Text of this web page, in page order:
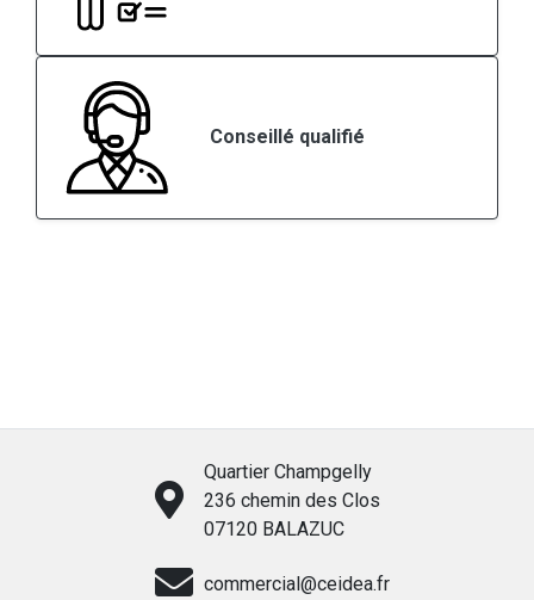
Conseillé qualifié
Quartier Champgelly
236 chemin des Clos
07120 BALAZUC
commercial@ceidea.fr